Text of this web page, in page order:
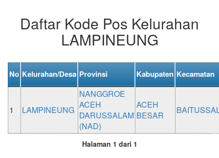
Daftar Kode Pos Kelurahan
LAMPINEUNG
No Kelurahan/Desa Provinsi Kabupaten Kecamatan
1 LAMPINEUNG
NANGGROE
ACEH
DARUSSALAM
(NAD)
ACEH
BESAR
Halaman 1 dari 1